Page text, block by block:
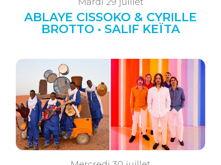
ABLAYE CISSOKO & CYRILLE
BROTTO • SALIF KEÏTA